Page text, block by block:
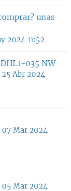
unas
2024 11:52
035 NW
25 Abr 2024
07 Mar 2024
05 Mar 2024